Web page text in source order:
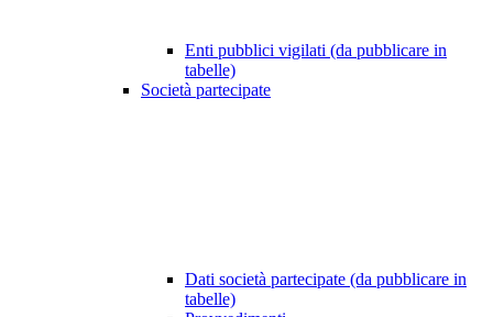
Enti pubblici vigilati (da pubblicare in
tabelle)
Società partecipate
Dati società partecipate (da pubblicare in
tabelle)